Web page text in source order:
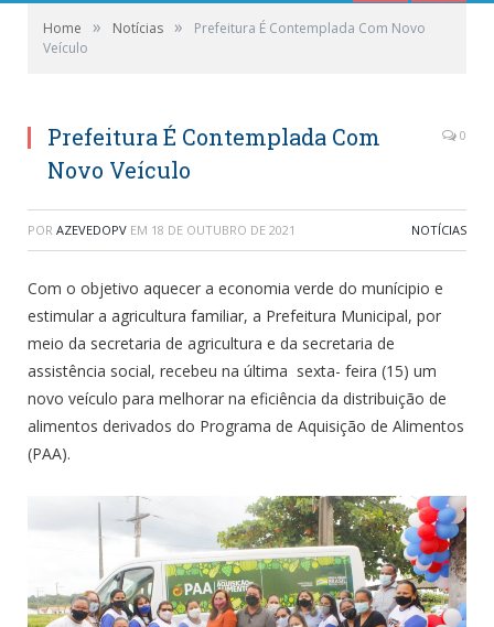
Home » Notícias »
Prefeitura É Contemplada Com Novo
Veículo
Prefeitura É Contemplada Com
Novo Veículo
0
POR AZEVEDOPV EM 18 DE OUTUBRO DE 2021 NOTÍCIAS
Com o objetivo aquecer a economia verde do munícipio e
estimular a agricultura familiar, a Prefeitura Municipal, por
meio da secretaria de agricultura e da secretaria de
assistência social, recebeu na última sexta- feira (15) um
novo veículo para melhorar na eficiência da distribuição de
alimentos derivados do Programa de Aquisição de Alimentos
(PAA).